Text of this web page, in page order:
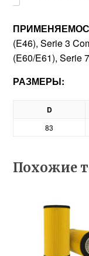
(E46), Serie 3
(E60/E61), Serie
РАЗМЕРЫ:
D
83
Похожие